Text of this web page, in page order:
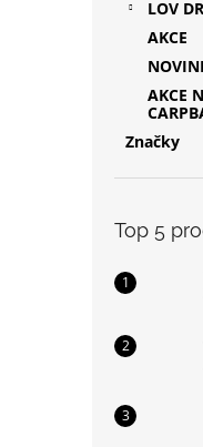
LOV
AKCE
AKCE
Značky
Top 5